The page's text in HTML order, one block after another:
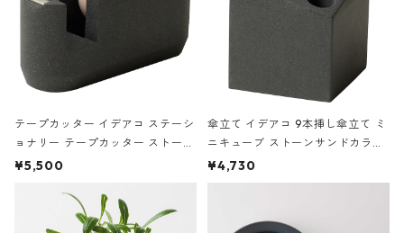
テープカッター イデアコ ステーシ
ョナリー テープカッター ストーン
サンドカラー 石調 ideaco Station
¥5,500
傘立て イデアコ 9本挿し傘立て ミ
ニキューブ ストーンサンドカラー
石調 ideaco Umbrella Stand CUB
E ストーンサンドブラック
¥4,730